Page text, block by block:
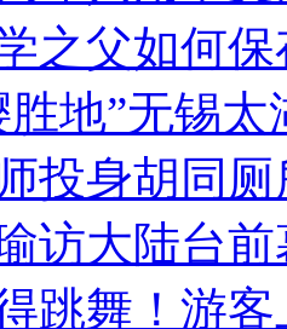
之父如何
胜地”无锡
投身胡同
访大陆台
跳舞！游客